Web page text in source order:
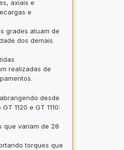
axiais e
e
grades atuam de
dos demais
realizadas de
desde
1120 e GT 1110:
que variam de 28
torques que